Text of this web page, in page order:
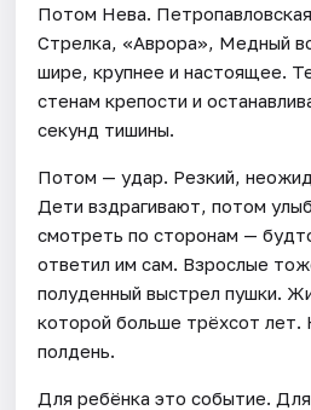
Потом Нева.
Стрелка, «Аврора», Медный
шире, крупнее и настоящее.
стенам крепости и
секунд тишины.
Потом — удар. Резкий,
Дети вздрагивают, потом
смотреть по сторонам —
ответил им сам. Взрослые
полуденный выстрел пушки.
которой больше трёхсот
полдень.
Для ребёнка это событие.